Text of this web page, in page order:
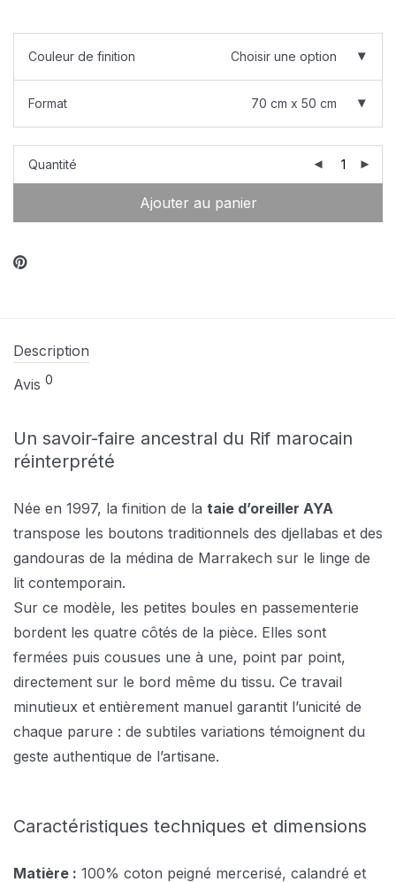
Couleur de finition Choisir une option
Format 70 cm x 50 cm
Quantité
Ajouter au panier
Description
Avis 0
Un savoir-faire ancestral du Rif marocain
réinterprété
Née en 1997, la finition de la taie d’oreiller AYA
transpose les boutons traditionnels des djellabas et des
gandouras de la médina de Marrakech sur le linge de
lit contemporain.
Sur ce modèle, les petites boules en passementerie
bordent les quatre côtés de la pièce. Elles sont
fermées puis cousues une à une, point par point,
directement sur le bord même du tissu. Ce travail
minutieux et entièrement manuel garantit l’unicité de
chaque parure : de subtiles variations témoignent du
geste authentique de l’artisane.
Caractéristiques techniques et dimensions
Matière : 100% coton peigné mercerisé, calandré et